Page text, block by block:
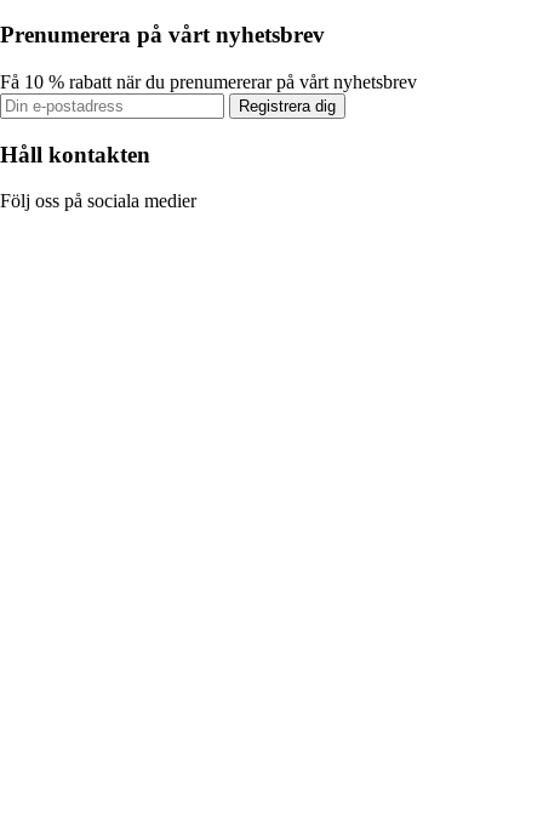
Prenumerera på vårt nyhetsbrev
Få 10 % rabatt när du prenumererar på vårt nyhetsbrev
Registrera dig
Håll kontakten
Följ oss på sociala medier